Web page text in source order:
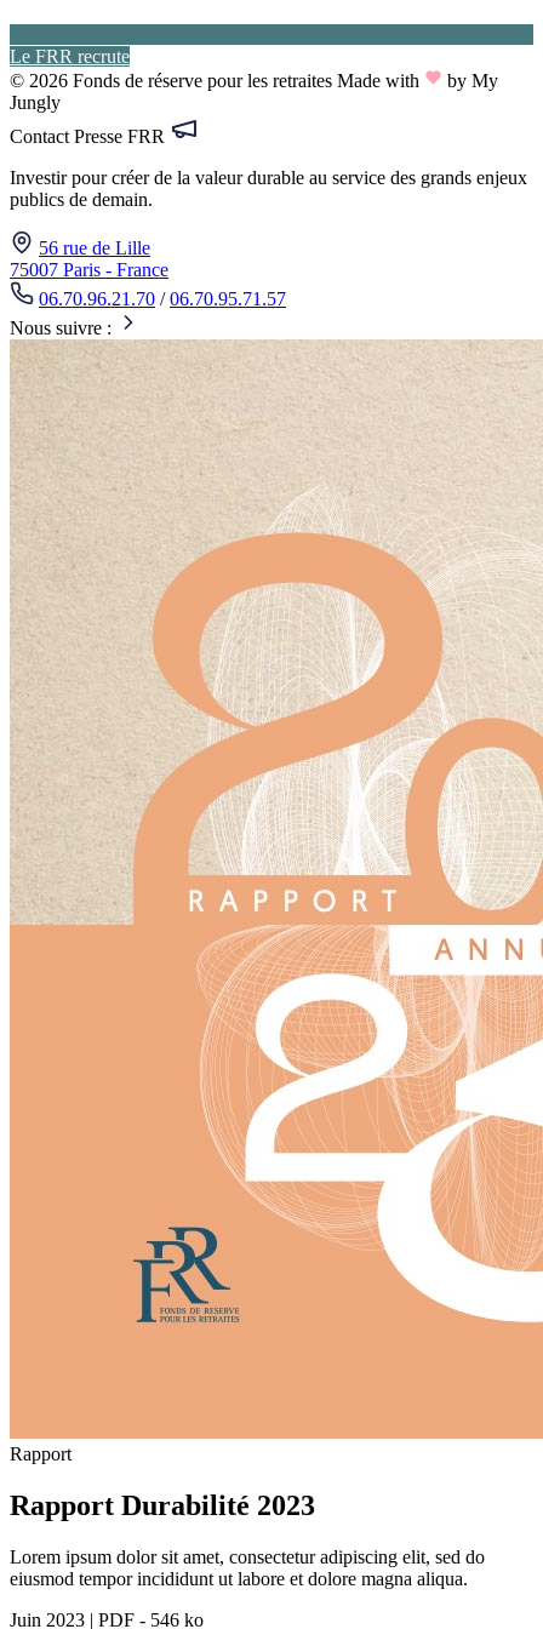
Le FRR recrute
© 2026 Fonds de réserve pour les retraites Made with
by My
Jungly
Contact Presse FRR
Investir pour créer de la valeur durable au service des grands enjeux
publics de demain.
56 rue de Lille
75007 Paris - France
06.70.96.21.70 /06.70.95.71.57
Nous suivre :
Rapport
Rapport Durabilité 2023
Lorem ipsum dolor sit amet, consectetur adipiscing elit, sed do
eiusmod tempor incididunt ut labore et dolore magna aliqua.
Juin 2023 | PDF - 546 ko